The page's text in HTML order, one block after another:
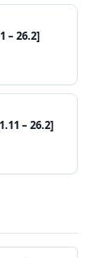
– 26.2]
– 26.2]